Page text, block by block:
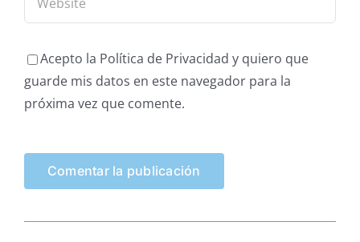
Acepto la Política de Privacidad y quiero que
guarde mis datos en este navegador para la
próxima vez que comente.